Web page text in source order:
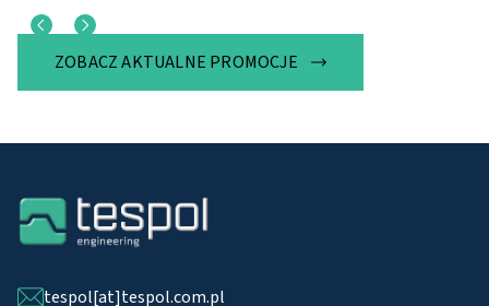
ZOBACZ AKTUALNE PROMOCJE
tespol[at]tespol.com.pl